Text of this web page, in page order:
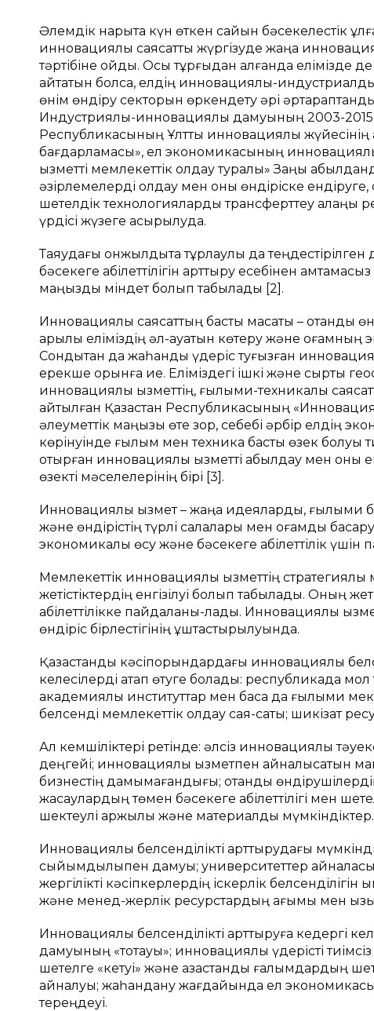
Әлемдік нарықта күн өткен сайын бәсекелестік
инновациялық саясатты жүргізуде жаңа
тәртібіне қойды. Осы тұрғыдан алғанда елімізде
айтатын болсақ, елдің инновациялық-
өнім өндіру секторын өркендету әрі
Индустриялық-инновациялық дамуының 2003-2015
Республикасының Ұлттық инновациялық
бағдарламасы», ел экономикасының
қызметті мемлекеттік қолдау туралы» Заңы
әзірлемелерді қолдау мен оны өндіріске
шетелдік технологияларды трансферттеу алаңы
үрдісі жүзеге асырылуда.
Таяудағы онжылдықта тұрлаулы да
бәсекеге қабілеттілігін арттыру есебінен
маңызды міндет болып табылады [2].
Инновациялық саясаттың басты мақсаты – отандық
арқылы еліміздің әл-ауқатын көтеру және қоғамның
Сондықтан да жаһандық үдеріс туғызған
ерекше орынға ие. Еліміздегі ішкі және сыртқы
инновациялық қызметтің, ғылыми-техникалық
айтылған Қазақстан Республикасының
әлеуметтік маңызы өте зор, себебі әрбір елдің
көрінуінде ғылым мен техника басты өзек болуы
отырған инновациялық қызметті қабылдау мен оны
өзекті мәселелерінің бірі [3].
Инновациялық қызмет – жаңа идеяларды, ғылыми
және өндірістің түрлі салалары мен қоғамды
экономикалық өсу және бәсекеге қабілеттілік
Мемлекеттік инновациялық қызметтің
жетістіктердің енгізілуі болып табылады. Оның
қабілеттілікке пайдаланы-лады. Инновациялық
өндіріс бірлестігінің ұштастырылуында.
Қазақстандық кәсіпорындардағы инновациялық
келесілерді атап өтуге болады: республикада
академиялық институттар мен басқа да ғылыми
белсенді мемлекеттік қолдау сая-саты; шикізат
Ал кемшіліктері ретінде: әлсіз инновациялық
деңгейі; инновациялық қызметпен айналысатын
бизнестің дамымағандығы; отандық
жасаулардың төмен бәсекеге қабілеттілігі мен
шектеулі қаржылық және материалдық мүмкіндіктер.
Инновациялық белсенділікті арттырудағы
сыйымдылықпен дамуы; университеттер
жергілікті кәсіпкерлердің іскерлік
және менед-жерлік ресурстардың ағымы мен
Инновациялық белсенділікті арттыруға кедергі
дамуының «тоқтауы»; инновациялық үдерісті
шетелге «кетуі» және қазақстандық ғалымдардың
айналуы; жаһандану жағдайында ел экономикасы
тереңдеуі.